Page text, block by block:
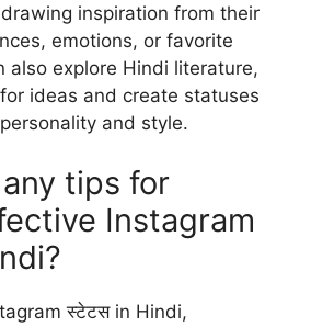
inspiration from their
emotions, or favorite
also explore Hindi literature,
ideas and create statuses
and style.
tips for
Instagram
स्टेटस in Hindi,